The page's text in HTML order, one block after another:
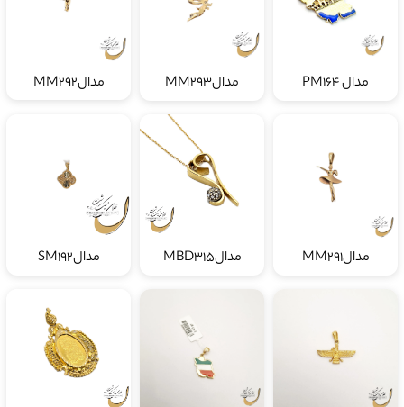
مدال PM164 مدالMM293 مدالMM292
مدالMM291 مدالMBD315 مدالSM192